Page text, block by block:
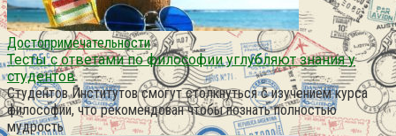
Достопримечательности
Тесты с ответами по философии углубляют знания у
студентов
Студентов Институтов смогут столкнуться с изучением курса
философии, что рекомендован чтобы познать полностью
мудрость